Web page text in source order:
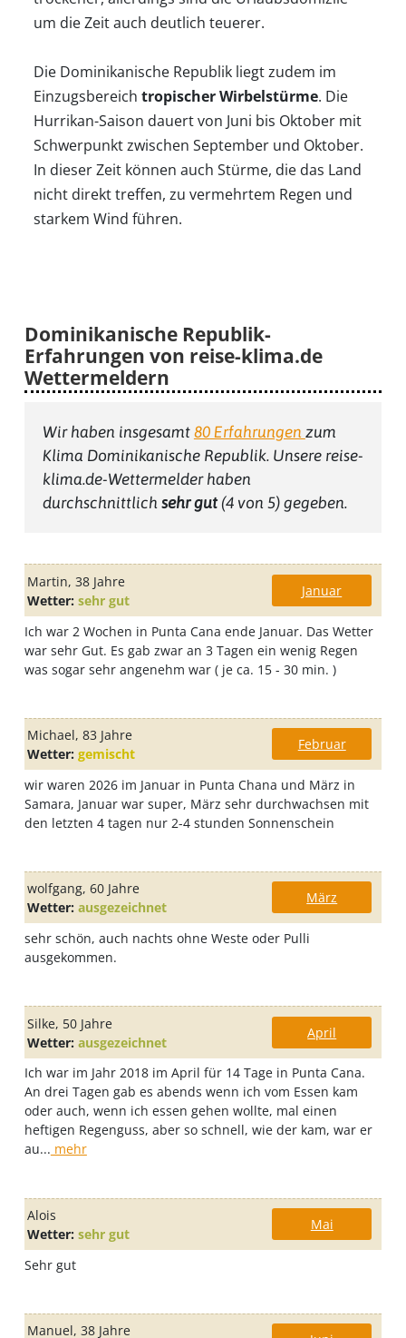
um die Zeit auch deutlich teuerer.
Die Dominikanische Republik liegt zudem im
Einzugsbereich tropischer Wirbelstürme. Die
Hurrikan-Saison dauert von Juni bis Oktober mit
Schwerpunkt zwischen September und Oktober.
In dieser Zeit können auch Stürme, die das Land
nicht direkt treffen, zu vermehrtem Regen und
starkem Wind führen.
Dominikanische Republik-
Erfahrungen von reise-klima.de
Wettermeldern
Wir haben insgesamt 80Erfahrungen zum
Klima Dominikanische Republik. Unsere reise-
klima.de-Wettermelder haben
durchschnittlich sehr gut(4von 5) gegeben.
Martin, 38 Jahre
Januar
Wetter: sehr gut
Ich war 2 Wochen in Punta Cana ende Januar. Das Wetter
war sehr Gut. Es gab zwar an 3 Tagen ein wenig Regen
was sogar sehr angenehm war ( je ca. 15 - 30 min. )
Michael, 83 Jahre
Februar
Wetter: gemischt
wir waren 2026 im Januar in Punta Chana und März in
Samara, Januar war super, März sehr durchwachsen mit
den letzten 4 tagen nur 2-4 stunden Sonnenschein
wolfgang, 60 Jahre
März
Wetter: ausgezeichnet
sehr schön, auch nachts ohne Weste oder Pulli
ausgekommen.
Silke, 50 Jahre
April
Wetter: ausgezeichnet
Ich war im Jahr 2018 im April für 14 Tage in Punta Cana.
An drei Tagen gab es abends wenn ich vom Essen kam
oder auch, wenn ich essen gehen wollte, mal einen
heftigen Regenguss, aber so schnell, wie der kam, war er
au... mehr
Alois
Mai
Wetter: sehr gut
Sehr gut
Manuel, 38 Jahre